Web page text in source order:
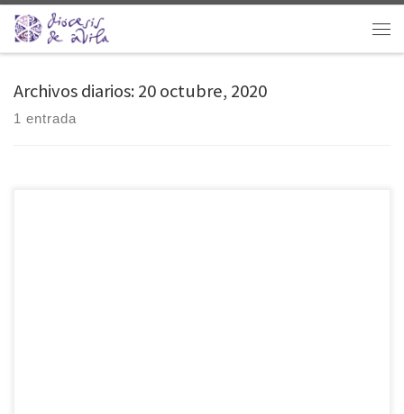
Saltar al contenido
Archivos diarios:20 octubre, 2020
1 entrada